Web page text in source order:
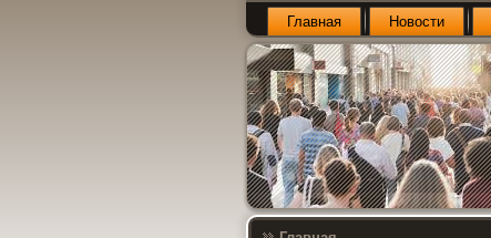
Главная Новости